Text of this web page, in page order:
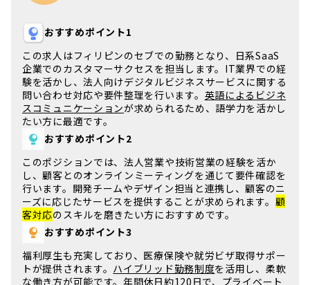
おすすめポイント1
この求人はフィリピンのセブでの勤務となり、日系SaaS
企業でのカスタマーサクセス を担当します。 IT業界での経
験を活かし、法人向けデジタルビジネスサービスに関する
問い合わせ対応や要件整理を行います。 英語によるビジネ
スコミュニケーションが求められるため、語学力を活かし
たい方に最適です。
おすすめポイント2
このポジションでは、 法人営業や技術営業の経験を活か
し、顧客とのオンラインミーティングを通じて要件確認を
行います。 開発チームやデザイン担当と連携し、顧客のニ
ーズに応じたサービスを提供することが求められます。 顧
客対応のスキルを磨きたい方におすすめです。
おすすめポイント3
福利厚生も充実しており、 医療保険や就労ビザ取得サポー
トが提供されます。 ハイブリッド勤務制度を活用し、柔軟
な働き方が可能です。 年間休日約120日で、プライベート